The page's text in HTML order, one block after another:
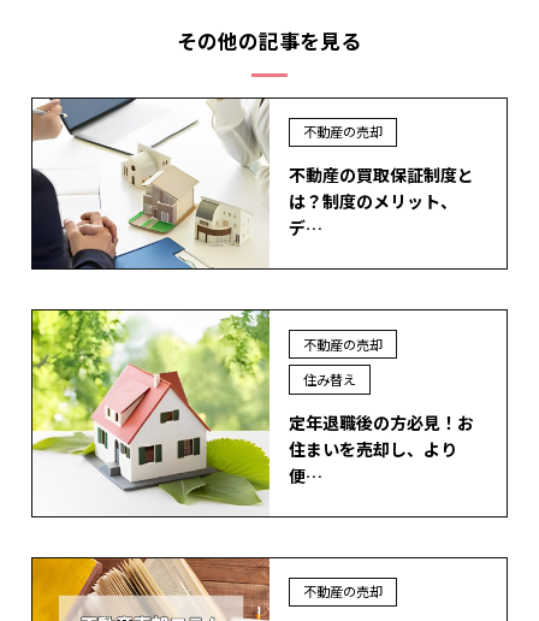
その他の記事を見る
不動産の売却
不動産の買取保証制度と
は？制度のメリット、
デ…
不動産の売却
住み替え
定年退職後の方必見！お
住まいを売却し、より
便…
不動産の売却